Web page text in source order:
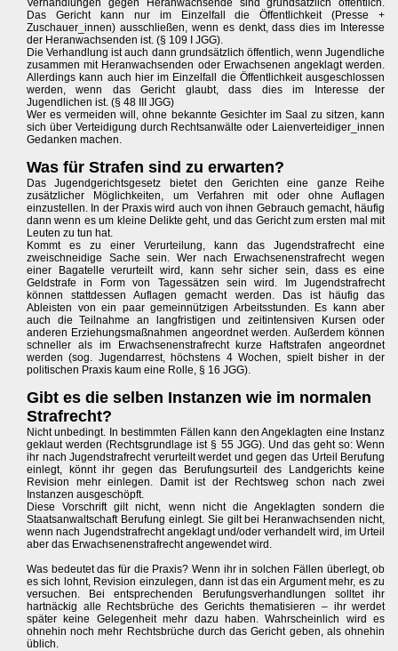
Verhandlungen gegen Heranwachsende sind grundsätzlich öffentlich.
Das Gericht kann nur im Einzelfall die Öffentlichkeit (Presse +
Zuschauer_innen) ausschließen, wenn es denkt, dass dies im Interesse
der Heranwachsenden ist. (§ 109 I JGG).
Die Verhandlung ist auch dann grundsätzlich öffentlich, wenn Jugendliche
zusammen mit Heranwachsenden oder Erwachsenen angeklagt werden.
Allerdings kann auch hier im Einzelfall die Öffentlichkeit ausgeschlossen
werden, wenn das Gericht glaubt, dass dies im Interesse der
Jugendlichen ist. (§ 48 III JGG)
Wer es vermeiden will, ohne bekannte Gesichter im Saal zu sitzen, kann
sich über Verteidigung durch Rechtsanwälte oder Laienverteidiger_innen
Gedanken machen.
Was für Strafen sind zu erwarten?
Das Jugendgerichtsgesetz bietet den Gerichten eine ganze Reihe
zusätzlicher Möglichkeiten, um Verfahren mit oder ohne Auflagen
einzustellen. In der Praxis wird auch von ihnen Gebrauch gemacht, häufig
dann wenn es um kleine Delikte geht, und das Gericht zum ersten mal mit
Leuten zu tun hat.
Kommt es zu einer Verurteilung, kann das Jugendstrafrecht eine
zweischneidige Sache sein. Wer nach Erwachsenenstrafrecht wegen
einer Bagatelle verurteilt wird, kann sehr sicher sein, dass es eine
Geldstrafe in Form von Tagessätzen sein wird. Im Jugendstrafrecht
können stattdessen Auflagen gemacht werden. Das ist häufig das
Ableisten von ein paar gemeinnützigen Arbeitsstunden. Es kann aber
auch die Teilnahme an langfristigen und zeitintensiven Kursen oder
anderen Erziehungsmaßnahmen angeordnet werden. Außerdem können
schneller als im Erwachsenenstrafrecht kurze Haftstrafen angeordnet
werden (sog. Jugendarrest, höchstens 4 Wochen, spielt bisher in der
politischen Praxis kaum eine Rolle, § 16 JGG).
Gibt es die selben Instanzen wie im normalen
Strafrecht?
Nicht unbedingt. In bestimmten Fällen kann den Angeklagten eine Instanz
geklaut werden (Rechtsgrundlage ist § 55 JGG). Und das geht so: Wenn
ihr nach Jugendstrafrecht verurteilt werdet und gegen das Urteil Berufung
einlegt, könnt ihr gegen das Berufungsurteil des Landgerichts keine
Revision mehr einlegen. Damit ist der Rechtsweg schon nach zwei
Instanzen ausgeschöpft.
Diese Vorschrift gilt nicht, wenn nicht die Angeklagten sondern die
Staatsanwaltschaft Berufung einlegt. Sie gilt bei Heranwachsenden nicht,
wenn nach Jugendstrafrecht angeklagt und/oder verhandelt wird, im Urteil
aber das Erwachsenenstrafrecht angewendet wird.
Was bedeutet das für die Praxis? Wenn ihr in solchen Fällen überlegt, ob
es sich lohnt, Revision einzulegen, dann ist das ein Argument mehr, es zu
versuchen. Bei entsprechenden Berufungsverhandlungen solltet ihr
hartnäckig alle Rechtsbrüche des Gerichts thematisieren – ihr werdet
später keine Gelegenheit mehr dazu haben. Wahrscheinlich wird es
ohnehin noch mehr Rechtsbrüche durch das Gericht geben, als ohnehin
üblich.